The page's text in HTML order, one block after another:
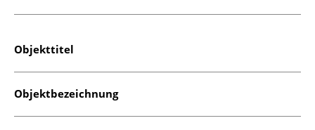
Objekttitel
Objektbezeichnung